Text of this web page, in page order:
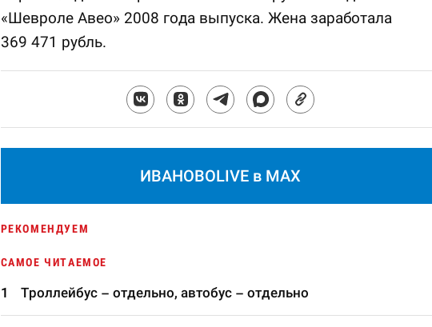
«Шевроле Авео» 2008 года выпуска. Жена заработала
369 471 рубль.
ИВАНОВОLIVE в MAX
РЕКОМЕНДУЕМ
САМОЕ ЧИТАЕМОЕ
Троллейбус – отдельно, автобус – отдельно